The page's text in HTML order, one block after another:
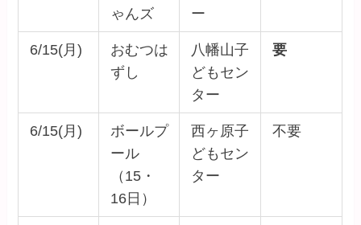
ゃんズ
ー
6/15(月)
おむつは
ずし
八幡山子
どもセン
ター
要
6/15(月)
ボールプ
ール
（15・
16日）
西ヶ原子
どもセン
ター
不要